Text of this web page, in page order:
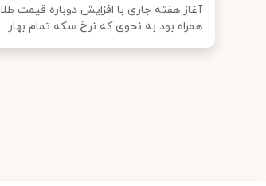
آغاز هفته جاری با افزایش دوباره قیمت طلا
همراه بود به نحوی که نرخ سکه تمام بهار...